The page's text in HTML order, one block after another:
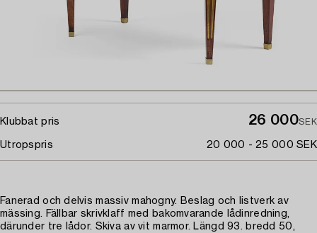
Klubbat pris 26 000SEK
Utropspris 20 000 - 25 000 SEK
Fanerad och delvis massiv mahogny. Beslag och listverk av
mässing. Fällbar skrivklaff med bakomvarande lådinredning,
därunder tre lådor. Skiva av vit marmor. Längd 93. bredd 50,